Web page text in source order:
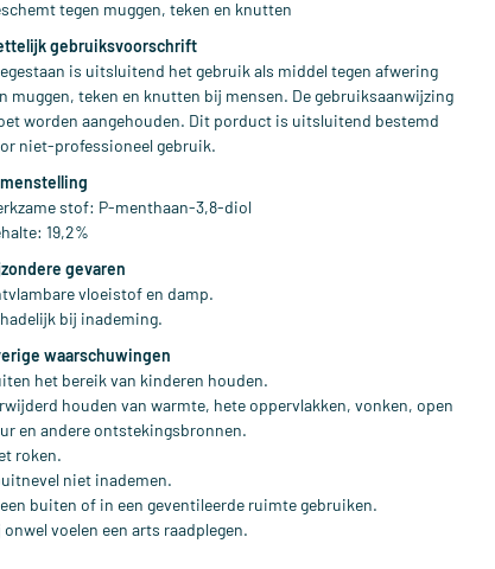
tegen muggen, teken en knutten
gebruiksvoorschrift
is uitsluitend het gebruik als middel tegen afwering
muggen, teken en knutten bij mensen. De gebruiksaanwijzing
worden aangehouden. Dit porduct is uitsluitend bestemd
niet-professioneel gebruik.
stof: P-menthaan-3,8-diol
19,2%
gevaren
vloeistof en damp.
bij inademing.
waarschuwingen
het bereik van kinderen houden.
houden van warmte, hete oppervlakken, vonken, open
en andere ontstekingsbronnen.
roken.
niet inademen.
buiten of in een geventileerde ruimte gebruiken.
onwel voelen een arts raadplegen.